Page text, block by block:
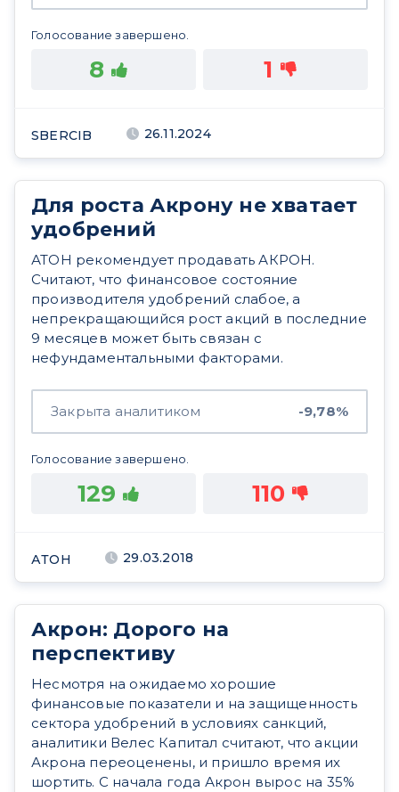
Голосование завершено.
8 1
SBERCIB 26.11.2024
Для роста Акрону не хватает
удобрений
АТОН рекомендует продавать АКРОН.
Считают, что финансовое состояние
производителя удобрений слабое, а
непрекращающийся рост акций в последние
9 месяцев может быть связан с
нефундаментальными факторами.
Закрыта аналитиком -9,78%
Голосование завершено.
129 110
АТОН 29.03.2018
Акрон: Дорого на
перспективу
Несмотря на ожидаемо хорошие
финансовые показатели и на защищенность
сектора удобрений в условиях санкций,
аналитики Велес Капитал считают, что акции
Акрона переоценены, и пришло время их
шортить. С начала года Акрон вырос на 35%